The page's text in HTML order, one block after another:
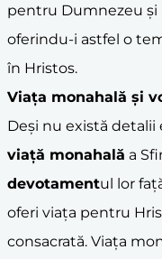
pentru Dumnezeu și
oferindu-i astfel o
în Hristos.
Viața monahală și
Deși nu există
viață monahală a
devotamentul lor
oferi viața pentru
consacrată. Viața